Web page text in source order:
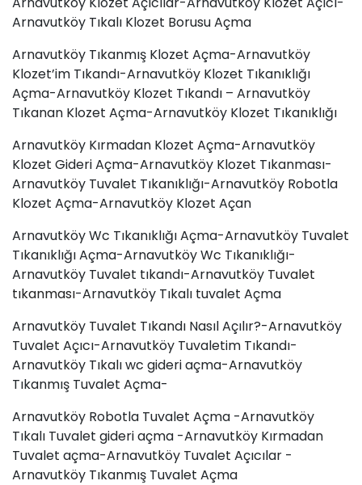
Arnavutköy Tıkalı Klozet Borusu Açma
Arnavutköy Tıkanmış Klozet Açma-Arnavutköy
Klozet’im Tıkandı-Arnavutköy Klozet Tıkanıklığı
Açma-Arnavutköy Klozet Tıkandı – Arnavutköy
Tıkanan Klozet Açma-Arnavutköy Klozet Tıkanıklığı
Arnavutköy Kırmadan Klozet Açma-Arnavutköy
Klozet Gideri Açma-Arnavutköy Klozet Tıkanması-
Arnavutköy Tuvalet Tıkanıklığı-Arnavutköy Robotla
Klozet Açma-Arnavutköy Klozet Açan
Arnavutköy Wc Tıkanıklığı Açma-Arnavutköy Tuvalet
Tıkanıklığı Açma-Arnavutköy Wc Tıkanıklığı-
Arnavutköy Tuvalet tıkandı-Arnavutköy Tuvalet
tıkanması-Arnavutköy Tıkalı tuvalet Açma
Arnavutköy Tuvalet Tıkandı Nasıl Açılır?-Arnavutköy
Tuvalet Açıcı-Arnavutköy Tuvaletim Tıkandı-
Arnavutköy Tıkalı wc gideri açma-Arnavutköy
Tıkanmış Tuvalet Açma-
Arnavutköy Robotla Tuvalet Açma -Arnavutköy
Tıkalı Tuvalet gideri açma -Arnavutköy Kırmadan
Tuvalet açma-Arnavutköy Tuvalet Açıcılar -
Arnavutköy Tıkanmış Tuvalet Açma